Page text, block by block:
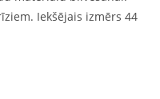
Iekšējais izmērs 44